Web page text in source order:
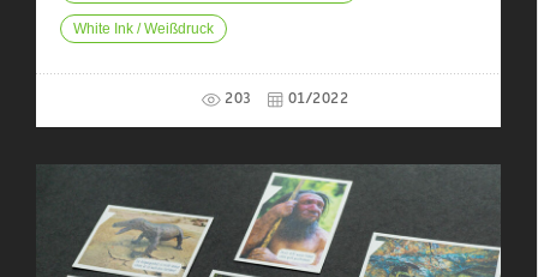
White Ink / Weißdruck
203 01/2022